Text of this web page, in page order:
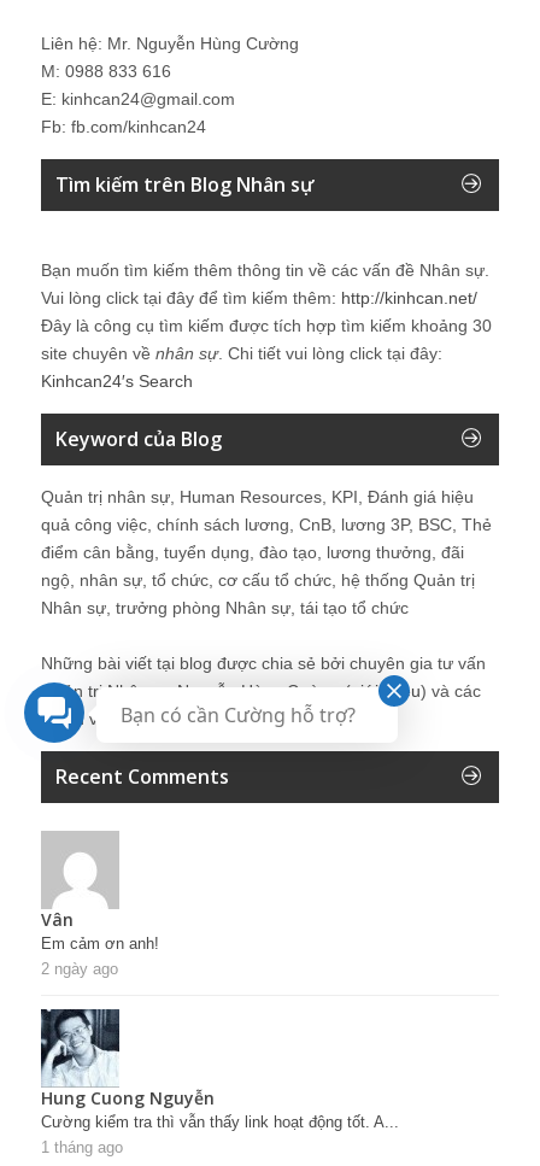
Liên hệ: Mr. Nguyễn Hùng Cường
M: 0988 833 616
E: kinhcan24@gmail.com
Fb: fb.com/kinhcan24
Tìm kiếm trên Blog Nhân sự
Bạn muốn tìm kiếm thêm thông tin về các vấn đề Nhân sự.
Vui lòng click tại đây để tìm kiếm thêm: http://kinhcan.net/
Đây là công cụ tìm kiếm được tích hợp tìm kiếm khoảng 30
site chuyên về nhân sự. Chi tiết vui lòng click tại đây:
Kinhcan24′s Search
Keyword của Blog
Quản trị nhân sự, Human Resources, KPI, Đánh giá hiệu
quả công việc, chính sách lương, CnB, lương 3P, BSC, Thẻ
điểm cân bằng, tuyển dụng, đào tạo, lương thưởng, đãi
ngộ, nhân sự, tổ chức, cơ cấu tổ chức, hệ thống Quản trị
Nhân sự, trưởng phòng Nhân sự, tái tạo tổ chức
Những bài viết tại blog được chia sẻ bởi chuyên gia tư vấn
Quản trị Nhân sự Nguyễn Hùng Cường (giới thiệu) và các
thành viên khác trong cộng đồng Nhân sự.
Recent Comments
Vân
Em cảm ơn anh!
2 ngày ago
Hung Cuong Nguyễn
Cường kiểm tra thì vẫn thấy link hoạt động tốt. A...
1 tháng ago
Bạn có cần Cường hỗ trợ?